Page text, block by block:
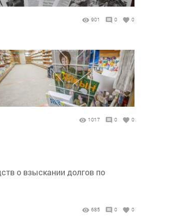
901 0 0
1017 0 0
о взыскании долгов по
685 0 0